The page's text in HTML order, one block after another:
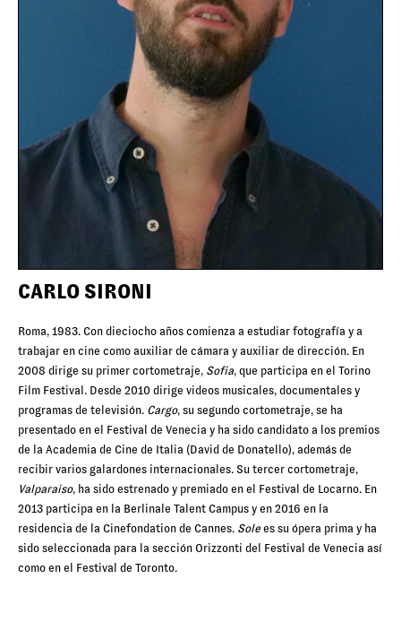
CARLO SIRONI
Roma, 1983. Con dieciocho años comienza a estudiar fotografía y a
trabajar en cine como auxiliar de cámara y auxiliar de dirección. En
2008 dirige su primer cortometraje, Sofia, que participa en el Torino
Film Festival. Desde 2010 dirige videos musicales, documentales y
programas de televisión. Cargo, su segundo cortometraje, se ha
presentado en el Festival de Venecia y ha sido candidato a los premios
de la Academia de Cine de Italia (David de Donatello), además de
recibir varios galardones internacionales. Su tercer cortometraje,
Valparaiso, ha sido estrenado y premiado en el Festival de Locarno. En
2013 participa en la Berlinale Talent Campus y en 2016 en la
residencia de la Cinefondation de Cannes. Sole es su ópera prima y ha
sido seleccionada para la sección Orizzonti del Festival de Venecia así
como en el Festival de Toronto.